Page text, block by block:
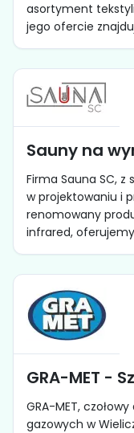
asortyment
jego ofercie
Sauny na
Firma Sauna SC, z
w projektowaniu i
renomowany
infrared,
GRA-MET -
GRA-MET,
gazowych w